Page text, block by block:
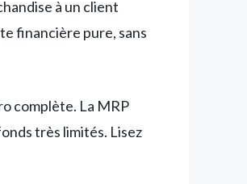
à un client
financière pure, sans
complète. La MRP
très limités. Lisez